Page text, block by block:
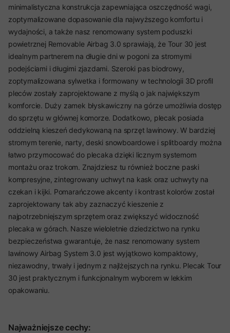
minimalistyczna konstrukcja zapewniająca oszczędność wagi,
zoptymalizowane dopasowanie dla najwyższego komfortu i
wydajności, a także nasz renomowany system poduszki
powietrznej Removable Airbag 3.0 sprawiają, że Tour 30 jest
idealnym partnerem na długie dni w pogoni za stromymi
podejściami i długimi zjazdami. Szeroki pas biodrowy,
zoptymalizowana sylwetka i formowany w technologii 3D profil
pleców zostały zaprojektowane z myślą o jak największym
komforcie. Duży zamek błyskawiczny na górze umożliwia dostęp
do sprzętu w głównej komorze. Dodatkowo, plecak posiada
oddzielną kieszeń dedykowaną na sprzęt lawinowy. W bardziej
stromym terenie, narty, deski snowboardowe i splitboardy można
łatwo przymocować do plecaka dzięki licznym systemom
montażu oraz trokom. Znajdziesz tu również boczne paski
kompresyjne, zintegrowany uchwyt na kask oraz uchwyty na
czekan i kijki. Pomarańczowe akcenty i kontrast kolorów został
zaprojektowany tak aby zaznaczyć kieszenie z
najpotrzebniejszym sprzętem oraz zwiększyć widoczność
plecaka w górach. Nasze wieloletnie dziedzictwo na rynku
bezpieczeństwa gwarantuje, że nasz renomowany system
lawinowy Airbag System 3.0 jest wyjątkowo kompaktowy,
niezawodny, trwały i jednym z najlżejszych na rynku. Plecak Tour
30 jest praktycznym i funkcjonalnym wyborem w lekkim
opakowaniu.
Najważniejsze cechy: